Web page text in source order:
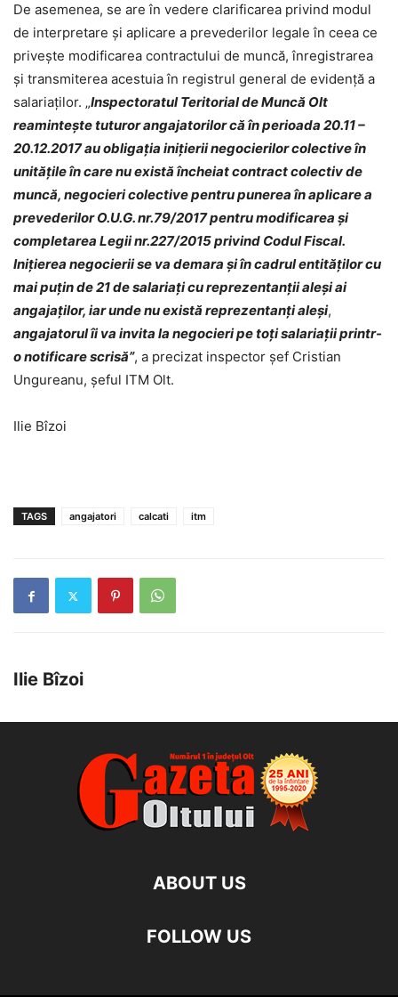
De asemenea, se are în vedere clarificarea privind modul
de interpretare și aplicare a prevederilor legale în ceea ce
privește modificarea contractului de muncă, înregistrarea
și transmiterea acestuia în registrul general de evidență a
salariaților. „Inspectoratul Teritorial de Muncă Olt
reamintește tuturor angajatorilor că în perioada 20.11 –
20.12.2017 au obligația inițierii negocierilor colective în
unitățile în care nu există încheiat contract colectiv de
muncă, negocieri colective pentru punerea în aplicare a
prevederilor O.U.G. nr.79/2017 pentru modificarea și
completarea Legii nr.227/2015 privind Codul Fiscal.
Inițierea negocierii se va demara și în cadrul entităților cu
mai puțin de 21 de salariați cu reprezentanții aleși ai
angajaților, iar unde nu există reprezentanți aleși,
angajatorul îi va invita la negocieri pe toți salariații printr-
o notificare scrisă”, a precizat inspector şef Cristian
Ungureanu, şeful ITM Olt.
Ilie Bîzoi
TAGS angajatori calcati itm
Ilie Bîzoi
ABOUT US
FOLLOW US